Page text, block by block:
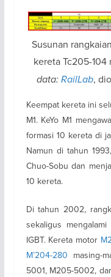
Susunan
kereta Tc205-104
data:RailLab,
Keempat kereta ini
M1. KeYo M1
formasi 10 kereta di
Namun di tahun
Chuo-Sobu dan
10 kereta.
Di tahun 2002,
sekaligus
IGBT. Kereta motor
M’204-280 masing-
5001, M205-5002,